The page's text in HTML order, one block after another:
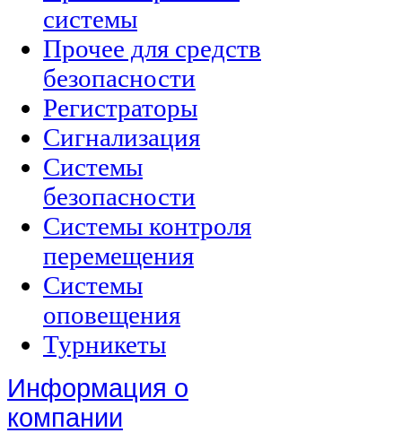
системы
Прочее для средств
безопасности
Регистраторы
Сигнализация
Системы
безопасности
Системы контроля
перемещения
Системы
оповещения
Турникеты
Информация о
компании